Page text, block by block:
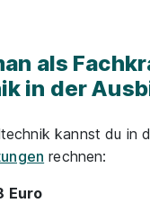
als
in der
kannst du in
rechnen:
Euro